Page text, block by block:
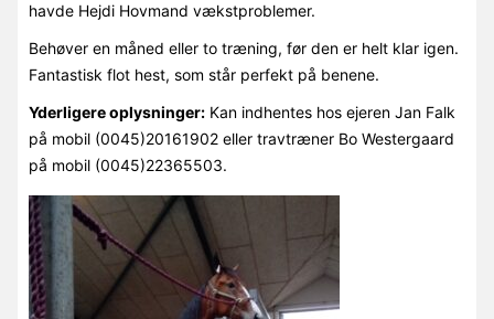
havde Hejdi Hovmand vækstproblemer.
Behøver en måned eller to træning, før den er helt klar igen.
Fantastisk flot hest, som står perfekt på benene.
Yderligere oplysninger:Kan indhentes hos ejeren Jan Falk
på mobil (0045)20161902 eller travtræner Bo Westergaard
på mobil (0045)22365503.